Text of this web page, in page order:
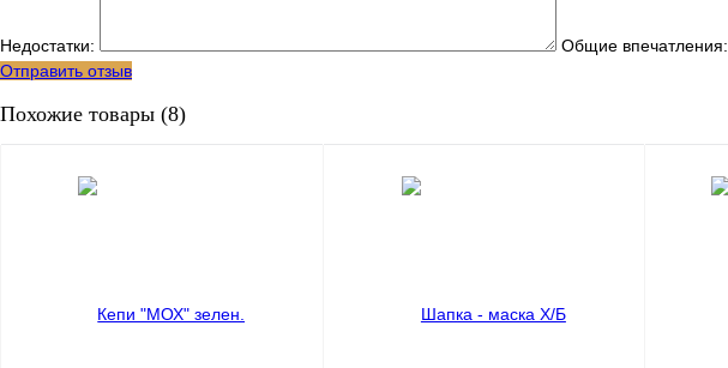
Недостатки: Общие впечатления:
Отправить отзыв
Похожие товары (8)